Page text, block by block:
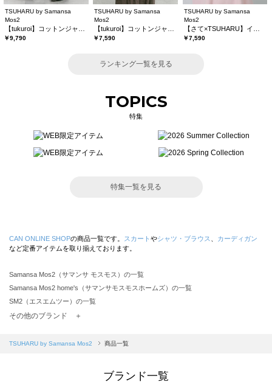
TSUHARU by Samansa
Mos2
￥9,790
TSUHARU by Samansa
Mos2
￥7,590
TSUHARU by Samansa
Mos2
￥7,590
ランキング一覧を見る
TOPICS
特集
特集一覧を見る
CAN ONLINE SHOPの商品一覧です。 スカート やシャツ・ブラウス
カーディガン
など定番アイテムを取り揃えております。
Samansa Mos2（サマンサ モスモス）の一覧
Samansa Mos2 home's（サマンサモスモスホームズ）の一覧
SM2（エスエムツー）の一覧
TSUHARU by Samansa Mos2（ツハルバイサマンサモスモス）の一覧
Samansa Mos2 blue（サマンサモスモス ブルー）の一覧
その他のブランド ＋
TSUHARU by Samansa Mos2 商品一覧
ブランド一覧